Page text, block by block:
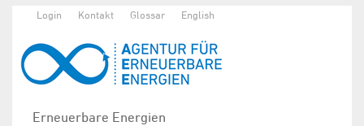
Login Kontakt Glossar English
Erneuerbare Energien